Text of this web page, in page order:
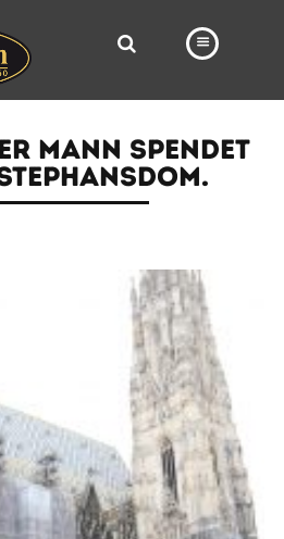
FILIALEN
BÄCKEREI
VIDEOS
MANN SPENDET